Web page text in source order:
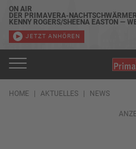
ON AIR
DER PRIMAVERA-NACHTSCHWÄRMER
KENNY ROGERS/SHEENA EASTON —
JETZT ANHÖREN
HOME AKTUELLES NEWS